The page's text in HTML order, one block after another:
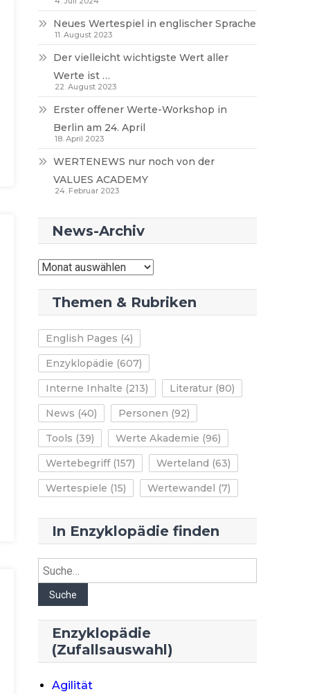
Neues Wertespiel in englischer Sprache
11. August 2023
Der vielleicht wichtigste Wert aller
Werte ist …
22. August 2023
Erster offener Werte-Workshop in
Berlin am 24. April
18. April 2023
WERTENEWS nur noch von der
VALUES ACADEMY
24. Februar 2023
News-Archiv
News-
Themen & Rubriken
English Pages (4)
Enzyklopädie (607)
Interne Inhalte (213) Literatur (80)
News (40) Personen (92)
Tools (39) Werte Akademie (96)
Wertebegriff(157) Werteland (63)
Wertespiele (15) Wertewandel (7)
In Enzyklopädie finden
Suche
Suche
Enzyklopädie
(Zufallsauswahl)
Agilität